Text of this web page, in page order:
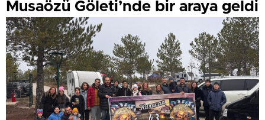
Musaözü Göleti’nde bir araya geldi